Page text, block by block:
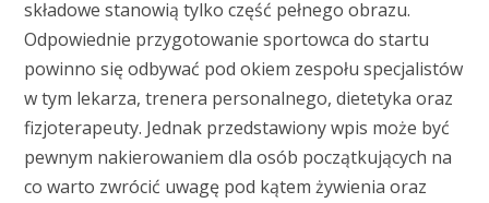
składowe stanowią tylko część pełnego obrazu.
Odpowiednie przygotowanie sportowca do startu
powinno się odbywać pod okiem zespołu specjalistów
w tym lekarza, trenera personalnego, dietetyka oraz
fizjoterapeuty. Jednak przedstawiony wpis może być
pewnym nakierowaniem dla osób początkujących na
co warto zwrócić uwagę pod kątem żywienia oraz